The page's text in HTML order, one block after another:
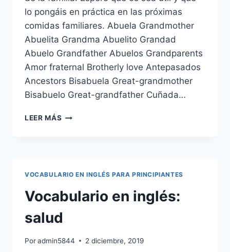
lo pongáis en práctica en las próximas
comidas familiares. Abuela Grandmother
Abuelita Grandma Abuelito Grandad
Abuelo Grandfather Abuelos Grandparents
Amor fraternal Brotherly love Antepasados
Ancestors Bisabuela Great-grandmother
Bisabuelo Great-grandfather Cuñada…
LEER MÁS VOCABULARIO
DE
PARENTESCO
VOCABULARIO EN INGLÉS PARA PRINCIPIANTES
Vocabulario en inglés:
salud
Poradmin5844 2 diciembre, 2019